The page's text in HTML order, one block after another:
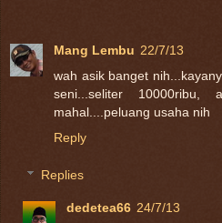
Mang Lembu 22/7/13
wah asik banget
seni...seliter
mahal....peluang usaha nih
Reply
Replies
dedetea66 24/7/13